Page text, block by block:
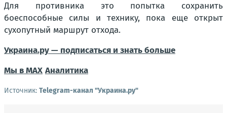
Для противника это попытка сохранить
боеспособные силы и технику, пока еще открыт
сухопутный маршрут отхода.
Украина.ру — подписаться и знать больше
Мы в MAX Аналитика
Источник: Telegram-канал "Украина.ру"